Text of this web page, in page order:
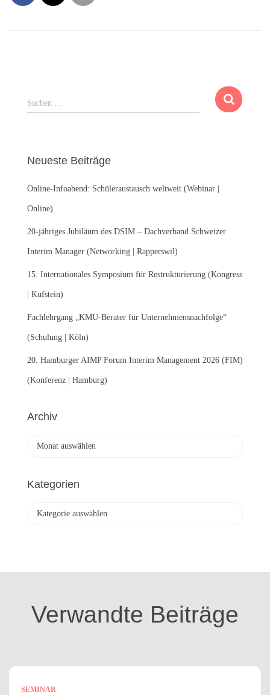
S
u
n
a
c
:
Suchen …
Neueste Beiträge
Online-Infoabend: Schüleraustausch weltweit (Webinar |
Online)
20-jähriges Jubiläum des DSIM – Dachverband Schweizer
Interim Manager (Networking | Rapperswil)
15. Internationales Symposium für Restrukturierung (Kongress
| Kufstein)
Fachlehrgang „KMU-Berater für Unternehmensnachfolge“
(Schulung | Köln)
20. Hamburger AIMP Forum Interim Management 2026 (FIM)
(Konferenz | Hamburg)
Archiv
h
Kategorien
o
Verwandte Beiträge
SEMINAR